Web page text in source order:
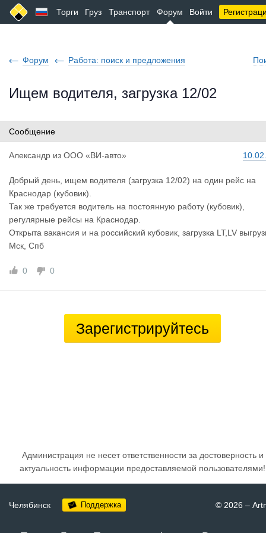
Торги Груз Транспорт Форум Войти
Форум Работа: поиск и предложения
Ищем водителя, загрузка 12/02
Сообщение
Александр из ООО «ВИ-авто»
Добрый день, ищем водителя (загрузка 12/02) на один рейс на
Краснодар (кубовик).
Так же требуется водитель на постоянную работу (кубовик),
регулярные рейсы на Краснодар.
Открыта вакансия и на российский кубовик, загрузка LT,LV
Мск, Спб
0 0
Зарегистрируйтесь
Администрация не несет ответственности за достоверность и
актуальность информации предоставляемой пользователями!
Челябинск Поддержка © 2026 –